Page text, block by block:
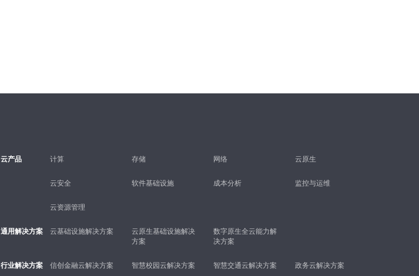
云产品 计算 存储 网络 云原生
云安全 软件基础设施 成本分析 监控与运维
云资源管理
通用解决方案 云基础设施解决方案
云原生基础设施解决
方案
数字原生全云能力解
决方案
行业解决方案 信创金融云解决方案 智慧校园云解决方案 智慧交通云解决方案 政务云解决方案